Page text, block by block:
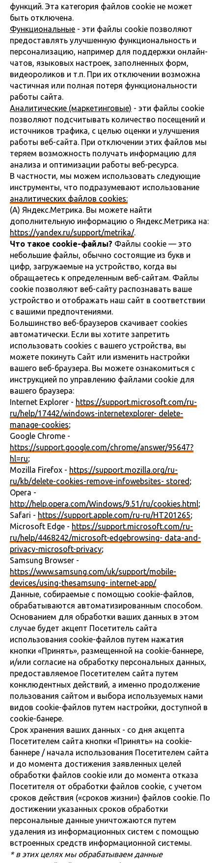
функций. Эта категория файлов cookie не может
быть отключена.
Функциональные - эти файлы cookie позволяют
предоставлять улучшенную функциональность и
персонализацию, например для поддержки онлайн-
чатов, языковых настроек, заполненных форм,
видеороликов и т.п. При их отключении возможна
частичная или полная потеря функциональности
работы сайта.
Аналитические (маркетинговые) - эти файлы cookie
позволяют подсчитывать количество посещений и
источников трафика, с целью оценки и улучшения
работы веб-сайта. При отключении этих файлов мы
теряем возможность получать информацию для
анализа и оптимизации работы веб-ресурса.
В частности, мы можем использовать следующие
инструменты, что подразумевают использование
аналитических файлов cookies:
(А) Яндекс.Метрика. Вы можете найти
дополнительную информацию о Яндекс.Метрика на:
https://yandex.ru/support/metrika/.
Что такое cookie-файлы? Файлы cookie — это
небольшие файлы, обычно состоящие из букв и
цифр, загружаемые на устройство, когда вы
обращаетесь к определенным веб-сайтам. Файлы
cookie позволяют веб-сайту распознавать ваше
устройство и отображать наш сайт в соответствии
с вашими предпочтениями.
Большинство веб-браузеров скачивает cookies
автоматически. Если вы хотите запретить
использовать cookies с вашего устройства, вы
можете покинуть Сайт или изменить настройки
вашего веб-браузера. Вы можете ознакомиться с
инструкцией по управлению файлами cookie для
вашего браузера:
Internet Explorer - https://support.microsoft.com/ru-
ru/help/17442/windows-internetexplorer- delete-
manage-cookies;
Google Chrome -
https://support.google.com/chrome/answer/95647?
hl=ru;
Mozilla Firefox - https://support.mozilla.org/ru-
ru/kb/delete-cookies-remove-infowebsites- stored ;
Opera -
http://help.opera.com/Windows/9.51/ru/cookies.html ;
Safari - https://support.apple.com/ru-ru/HT201265;
Microsoft Edge - https://support.microsoft.com/ru-
ru/help/4468242/microsoft-edgebrowsing- data-and-
privacy-microsoft-privacy;
Samsung Browser -
https://www.samsung.com/uk/support/mobile-
devices/using-thesamsung- internet-app/
Данные, собираемые с помощью cookie-файлов,
обрабатываются автоматизированным способом.
Основанием для обработки ваших данных в этом
случае будет акцепт Посетитель сайта
использования cookie-файлов путем нажатия
кнопки «Принять», размещенной на cookie-баннере,
и/или согласие на обработку персональных данных,
предоставляемое Посетителем сайта путем
конклюдентных действий, а именно продолжение
пользования сайтом и выбора используемых нами
видов cookie-файлов путем настройки, доступной в
cookie-банере.
Срок хранения ваших данных - со дня акцепта
Посетителем сайта кнопки «Принять» на cookie-
баннере / начала использования Посетителем сайта
и до момента достижения заявленных целей
обработки файлов cookie или до момента отказа
Посетителя от обработки файлов cookie, с учетом
сроков действия («сроков жизни») файлов cookie. По
достижении указанных сроков обработки
персональные данные уничтожаются путем
удаления из информационных систем с помощью
встроенных средств информационной системы.
* в этих целях мы обрабатываем данные